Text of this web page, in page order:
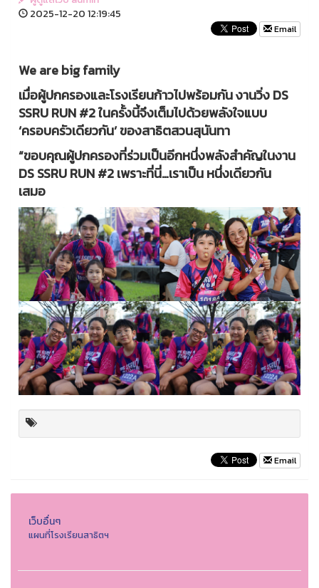
2025-12-20 12:19:45
Email
We are big family
เมื่อผู้ปกครองและโรงเรียนก้าวไปพร้อมกัน งานวิ่ง DS
SSRU RUN #2 ในครั้งนี้จึงเต็มไปด้วยพลังใจแบบ
‘ครอบครัวเดียวกัน’ ของสาธิตสวนสุนันทา
“ขอบคุณผู้ปกครองที่ร่วมเป็นอีกหนึ่งพลังสำคัญในงาน
DS SSRU RUN #2 เพราะที่นี่…เราเป็น หนึ่งเดียวกัน
เสมอ
Email
เว็บอื่นๆ
แผนที่โรงเรียนสาธิตฯ